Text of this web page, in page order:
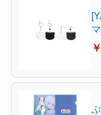
(